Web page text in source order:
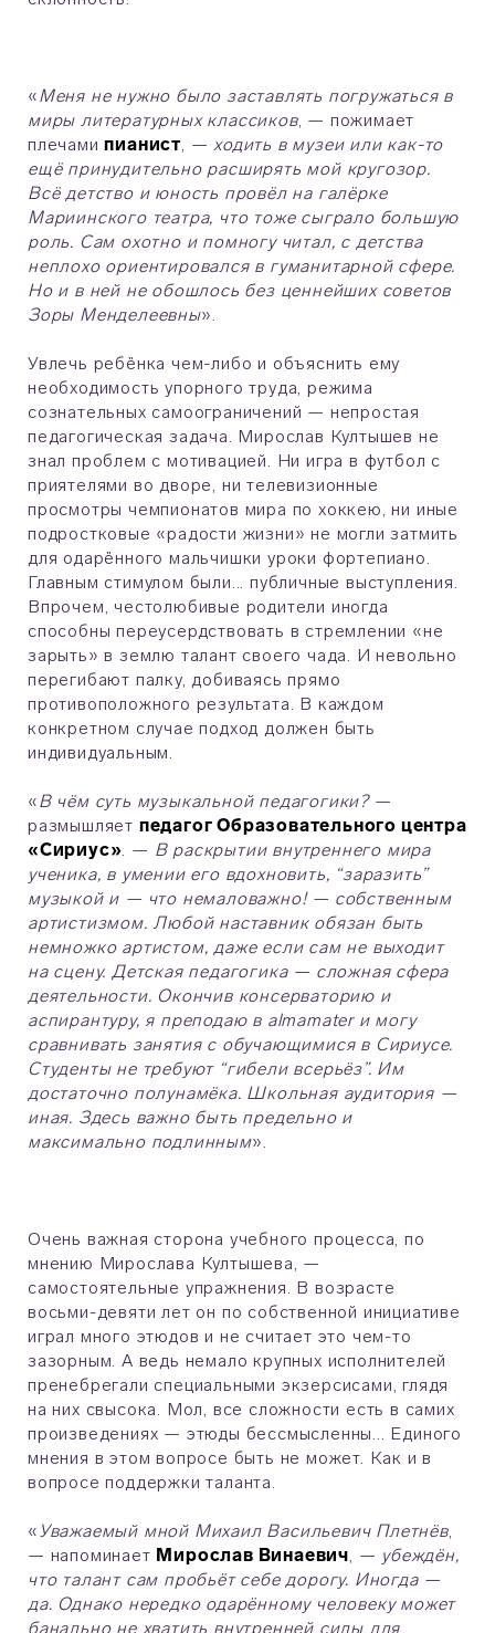
«Меня не нужно было заставлять погружаться в
миры литературных классиков, — пожимает
плечамипианист, —ходить в музеи или как-то
ещё принудительно расширять мой кругозор.
Всё детство и юность провёл на галёрке
Мариинского театра, что тоже сыграло большую
роль. Сам охотно и помногу читал, с детства
неплохо ориентировался в гуманитарной сфере.
Но и в ней не обошлось без ценнейших советов
Зоры Менделеевны».
Увлечь ребёнка чем-либо и объяснить ему
необходимость упорного труда, режима
сознательных самоограничений — непростая
педагогическая задача. Мирослав Култышев не
знал проблем с мотивацией. Ни игра в футбол с
приятелями во дворе, ни телевизионные
просмотры чемпионатов мира по хоккею, ни иные
подростковые «радости жизни» не могли затмить
для одарённого мальчишки уроки фортепиано.
Главным стимулом были... публичные выступления.
Впрочем, честолюбивые родители иногда
способны переусердствовать в стремлении «не
зарыть» в землю талант своего чада. И невольно
перегибают палку, добиваясь прямо
противоположного результата. В каждом
конкретном случае подход должен быть
индивидуальным.
«В чём суть музыкальной педагогики?—
размышляет педагог Образовательного центра
«Сириус». — В раскрытии внутреннего мира
ученика, в умении его вдохновить, “заразить”
музыкой и — что немаловажно! — собственным
артистизмом. Любой наставник обязан быть
немножко артистом, даже если сам не выходит
на сцену. Детская педагогика — сложная сфера
деятельности. Окончив консерваторию и
аспирантуру, я преподаю в almamater и могу
сравнивать занятия с обучающимися в Сириусе.
Студенты не требуют “гибели всерьёз”. Им
достаточно полунамёка. Школьная аудитория —
иная. Здесь важно быть предельно и
максимально подлинным».
Очень важная сторона учебного процесса, по
мнению Мирослава Култышева, —
самостоятельные упражнения. В возрасте
восьми-девяти лет он по собственной инициативе
играл много этюдов и не считает это чем-то
зазорным. А ведь немало крупных исполнителей
пренебрегали специальными экзерсисами, глядя
на них свысока. Мол, все сложности есть в самих
произведениях — этюды бессмысленны... Единого
мнения в этом вопросе быть не может. Как и в
вопросе поддержки таланта.
«Уважаемый мной Михаил Васильевич Плетнёв,
— напоминает Мирослав Винаевич, — убеждён,
что талант сам пробьёт себе дорогу. Иногда —
да. Однако нередко одарённому человеку может
банально не хватить внутренней силы для